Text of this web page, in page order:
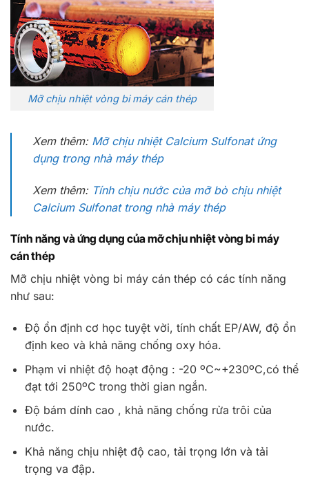
Mỡ chịu nhiệt vòng bi máy cán thép
Xem thêm: Mỡ chịu nhiệt Calcium Sulfonat ứng
dụng trong nhà máy thép
Xem thêm: Tính chịu nước của mỡ bò chịu nhiệt
Calcium Sulfonat trong nhà máy thép
Tính năng và ứng dụng của mỡ chịu nhiệt vòng bi máy
cán thép
Mỡ chịu nhiệt vòng bi máy cán thép có các tính năng
như sau:
Độ ổn định cơ học tuyệt vời, tính chất EP/AW, độ ổn
định keo và khả năng chống oxy hóa.
Phạm vi nhiệt độ hoạt động : -20 ºC~+230ºC,có thể
đạt tới 250ºC trong thời gian ngắn.
Độ bám dính cao , khả năng chống rửa trôi của
nước.
Khả năng chịu nhiệt độ cao, tải trọng lớn và tải
trọng va đập.